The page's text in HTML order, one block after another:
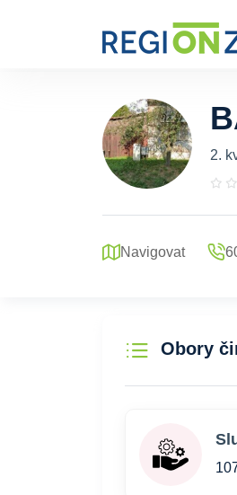
2.
Navigovat
Obory